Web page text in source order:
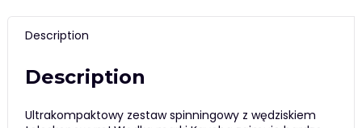
Description
Description
Ultrakompaktowy zestaw spinningowy z wędziskiem